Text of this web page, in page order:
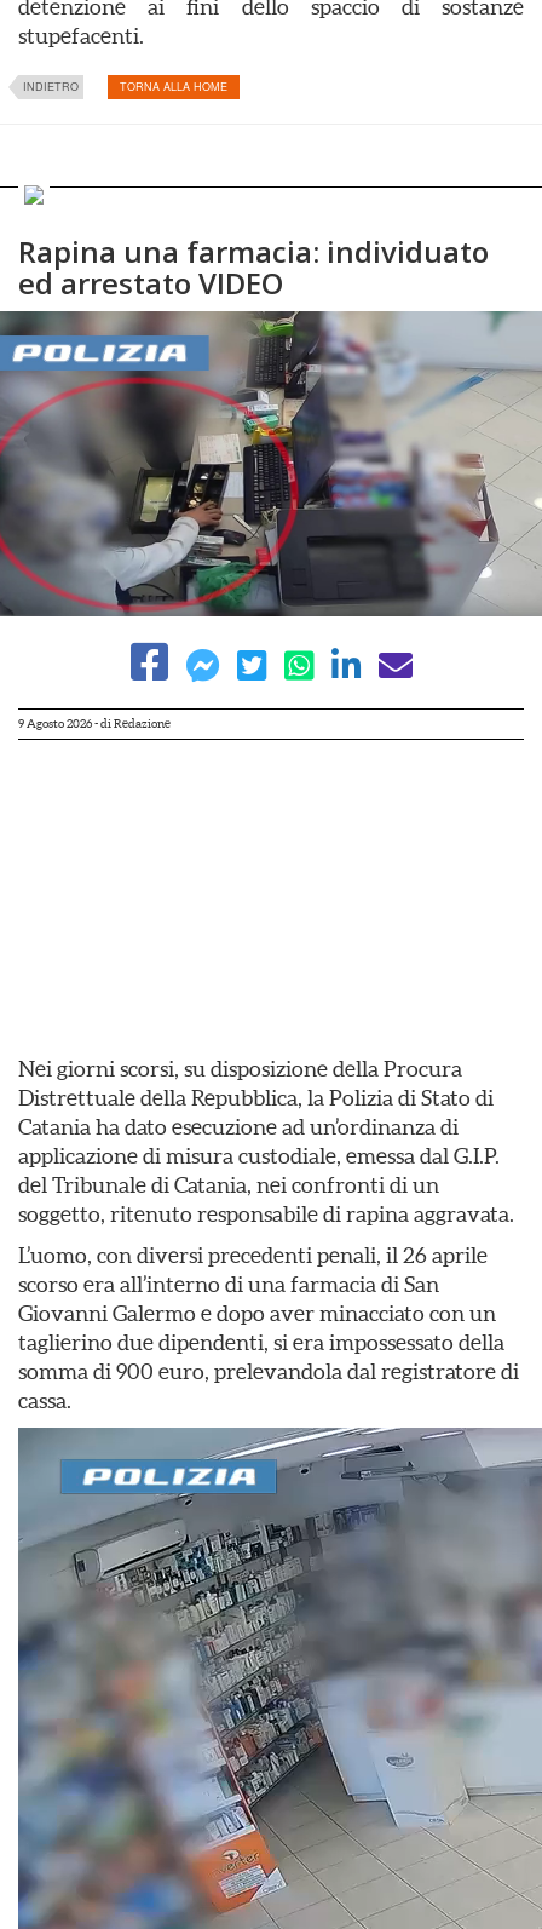
detenzione ai fini dello spaccio di sostanze
stupefacenti.
INDIETRO TORNA ALLA HOME
Rapina una farmacia: individuato
ed arrestato VIDEO
9 Agosto 2026- di Redazione
Nei giorni scorsi, su disposizione della Procura
Distrettuale della Repubblica, la Polizia di Stato di
Catania ha dato esecuzione ad un’ordinanza di
applicazione di misura custodiale, emessa dal G.I.P.
del Tribunale di Catania, nei confronti di un
soggetto, ritenuto responsabile di rapina aggravata.
L’uomo, con diversi precedenti penali, il 26 aprile
scorso era all’interno di una farmacia di San
Giovanni Galermo e dopo aver minacciato con un
taglierino due dipendenti, si era impossessato della
somma di 900 euro, prelevandola dal registratore di
cassa.